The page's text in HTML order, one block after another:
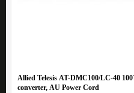
Allied Telesis AT-DMC100/LC-40
converter, AU Power Cord